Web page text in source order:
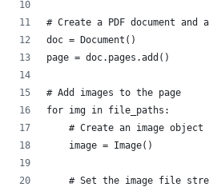
# Create a PDF document
doc = Document()
page = doc.pages.add()
# Add images to the page
for img in file_paths:
    # Create an image object
    image = Image()
# Set the image file